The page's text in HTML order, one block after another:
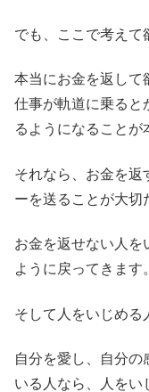
でも、ここで考えて
本当にお金を返して
仕事が軌道に乗ると
るようになることが
それなら、お金を返
ーを送ることが大切
お金を返せない人を
ように戻ってきます。
そして人をいじめる
自分を愛し、自分の
いる人なら、人をい